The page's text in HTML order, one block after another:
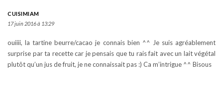
CUISIMIAM
17 juin 2016 à 13:29
ouiiii, la tartine beurre/cacao je connais bien ^^ Je suis agréablement
surprise par ta recette car je pensais que tu rais fait avec un lait végétal
plutôt qu’un jus de fruit, je ne connaissait pas :) Ca m’intrigue ^^ Bisous